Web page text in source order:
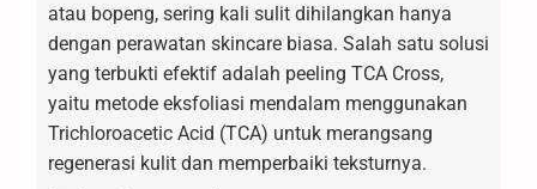
atau bopeng, sering kali sulit dihilangkan hanya
dengan perawatan skincare biasa. Salah satu solusi
yang terbukti efektif adalah peeling TCA Cross,
yaitu metode eksfoliasi mendalam menggunakan
Trichloroacetic Acid (TCA) untuk merangsang
regenerasi kulit dan memperbaiki teksturnya.